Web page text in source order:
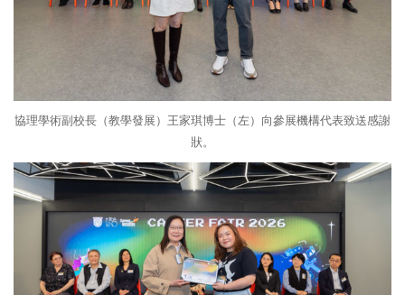
協理學術副校長（教學發展）王家琪博士（左）向參展機構代表致送感謝
狀。